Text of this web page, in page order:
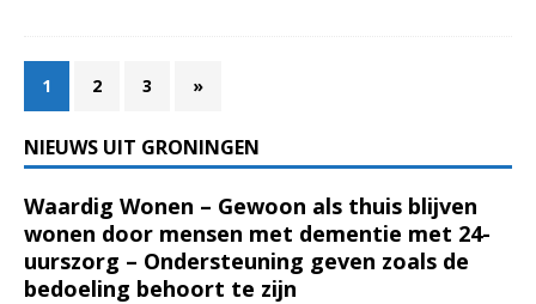
1 2 3 »
NIEUWS UIT GRONINGEN
Waardig Wonen – Gewoon als thuis blijven
wonen door mensen met dementie met 24-
uurszorg – Ondersteuning geven zoals de
bedoeling behoort te zijn